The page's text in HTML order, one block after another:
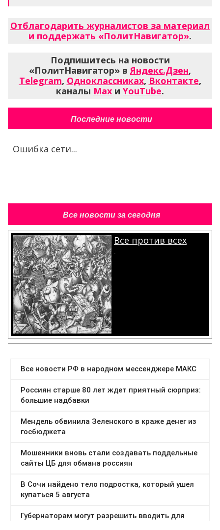
Отблагодарить журналистов за материал
и поддержать «ПолитНавигатор».
Подпишитесь на новости
«ПолитНавигатор» вЯндекс.Дзен,
Telegram, Одноклассниках, Вконтакте,
каналы Max и YouTube.
Последние новости
Ошибка сети...
Все новости за сегодня
Все против всех
.